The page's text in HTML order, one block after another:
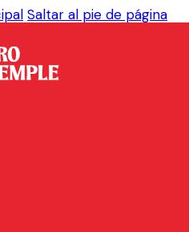
Saltar al pie de página